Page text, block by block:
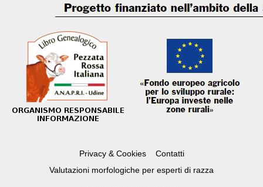
Privacy & Cookies
Contatti
Valutazioni morfologiche per esperti di razza